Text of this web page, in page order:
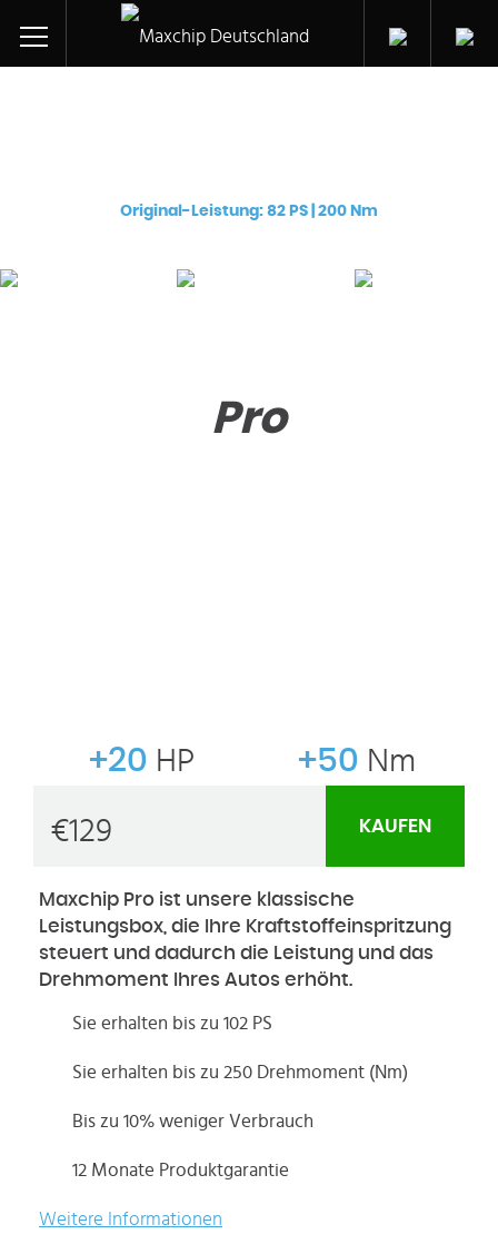
Original-Leistung: 82 PS | 200 Nm
Pro
+20 HP +50 Nm
€129 KAUFEN
Maxchip Pro ist unsere klassische
Leistungsbox, die Ihre Kraftstoffeinspritzung
steuert und dadurch die Leistung und das
Drehmoment Ihres Autos erhöht.
Sie erhalten bis zu 102 PS
Sie erhalten bis zu 250 Drehmoment (Nm)
Bis zu 10% weniger Verbrauch
12 Monate Produktgarantie
Weitere Informationen